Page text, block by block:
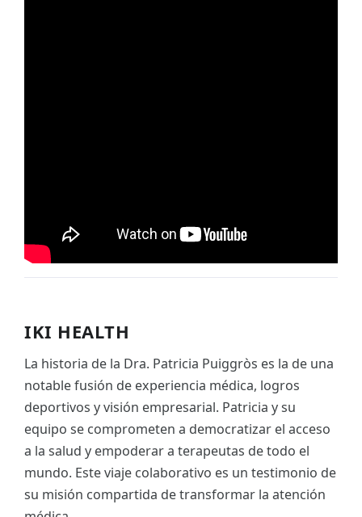
IKI HEALTH
La historia de la Dra. Patricia Puiggròs es la de una
notable fusión de experiencia médica, logros
deportivos y visión empresarial. Patricia y su
equipo se comprometen a democratizar el acceso
a la salud y empoderar a terapeutas de todo el
mundo. Este viaje colaborativo es un testimonio de
su misión compartida de transformar la atención